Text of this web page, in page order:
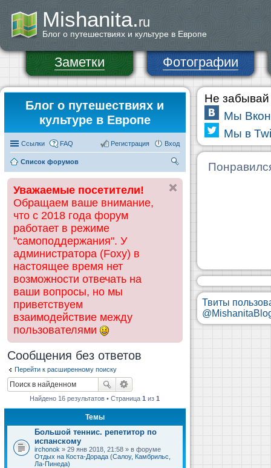
Mishanita.ru
Блог о путешествиях и культуре в Европе
Заметки Фотографии
Блог о путешествиях и
культуре в Европе
Ссылки FAQ Вход
Регистрация
Список форумов
ск
Уважаемые посетители!
Обращаем ваше внимание,
что с 2018 года форум
работает в режиме
"самоподдержания". У
администратора (Foxy) в
настоящее время нет
возможности отвечать на
ваши вопросы, но мы
приветствуем
взаимодействие между
пользователями
Сообщения без ответов
Перейти к расширенному поиску
Найдено 16 результатов • Страница1 из1
Темы
Большой теннис. репетитор по
испанскому
irchonok » 29 янв 2018, 21:58 » в форуме
Отдых на Коста-Дорада (Салоу, Камбрильс,
Ла-Пинеда)
Не забывай
Мы
Мы в
Твиты